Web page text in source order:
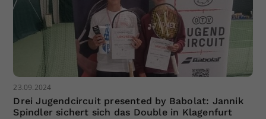
23.09.2024
Drei Jugendcircuit presented by Babolat: Jannik
Spindler sichert sich das Double in Klagenfurt